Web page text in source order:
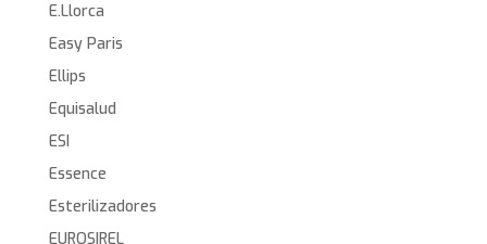
E.Llorca
Easy Paris
Ellips
Equisalud
ESI
Essence
Esterilizadores
EUROSIREL